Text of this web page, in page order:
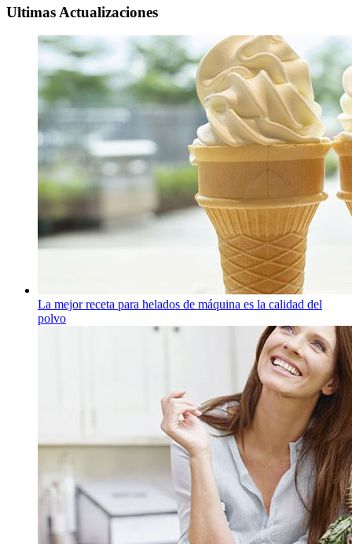
Ultimas Actualizaciones
La mejor receta para helados de máquina es la calidad del
polvo